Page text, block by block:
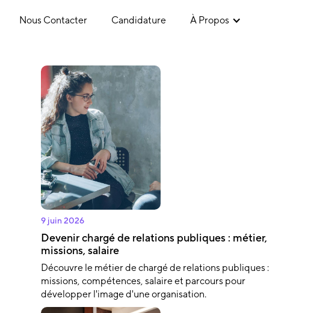
Nous Contacter Candidature À Propos
9 juin 2026
Devenir chargé de relations publiques : métier,
missions, salaire
Découvre le métier de chargé de relations publiques :
missions, compétences, salaire et parcours pour
développer l'image d'une organisation.